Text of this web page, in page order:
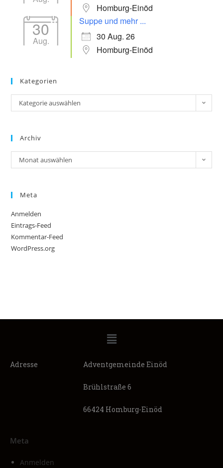
Homburg-Einöd
30
Aug.
Suppe und mehr ...
30 Aug. 26
Homburg-Einöd
Kategorien
Kategorie auswählen
Archiv
Monat auswählen
Meta
Anmelden
Eintrags-Feed
Kommentar-Feed
WordPress.org
Adresse Adventgemeinde Einöd
Brühlstraße 6
66424 Homburg-Einöd
Meta
Anmelden